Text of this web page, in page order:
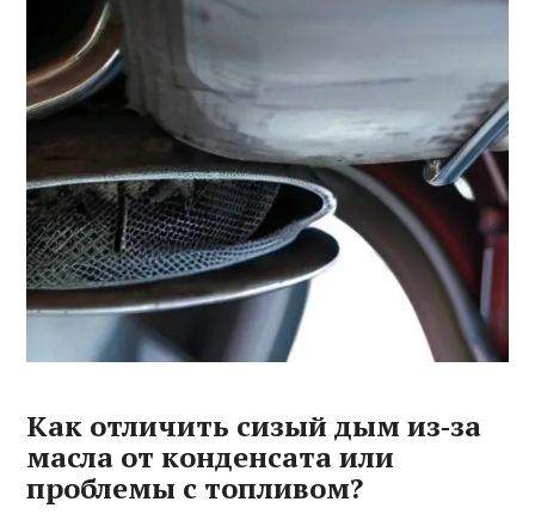
Как отличить сизый дым из‑за
масла от конденсата или
проблемы с топливом?